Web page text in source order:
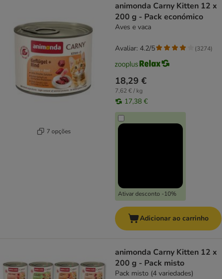
7 opções
animonda Carny Kitten 12 x
200 g - Pack económico
Aves e vaca
18,29 €
7,62 € / kg
17,38 €
Ativar desconto -10%
Avaliar: 4.2/5 (3274)
Adicionar ao carrinho
animonda Carny Kitten 12 x
200 g - Pack misto
Pack misto (4 variedades)